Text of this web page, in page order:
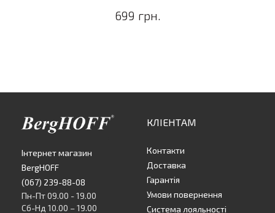
699 грн.
Інтернет магазин
BergHOFF
(067) 239-88-08
Пн-Пт 09.00 - 19.00
Сб-Нд 10.00 – 19.00
КЛІЕНТАМ
Контакти
Доставка
Гарантія
Умови повернення
Система лояльності